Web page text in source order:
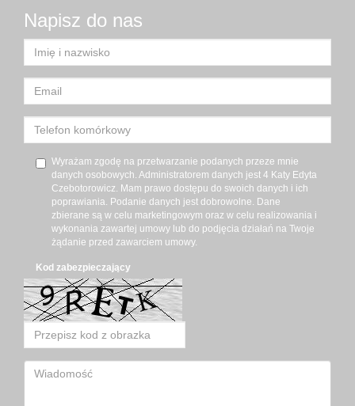
Napisz do nas
Wyrażam zgodę na przetwarzanie podanych przeze mnie
danych osobowych. Administratorem danych jest 4 Katy Edyta
Czebotorowicz. Mam prawo dostępu do swoich danych i ich
poprawiania. Podanie danych jest dobrowolne. Dane
zbierane są w celu marketingowym oraz w celu realizowania i
wykonania zawartej umowy lub do podjęcia działań na Twoje
żądanie przed zawarciem umowy.
Kod zabezpieczający